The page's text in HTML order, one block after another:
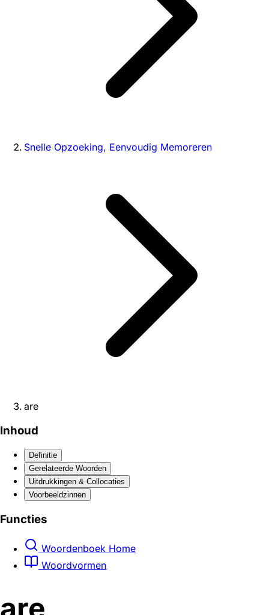
Snelle Opzoeking, Eenvoudig Memoreren
are
Inhoud
Definitie
Gerelateerde Woorden
Uitdrukkingen & Collocaties
Voorbeeldzinnen
Functies
Woordenboek Home
Woordvormen